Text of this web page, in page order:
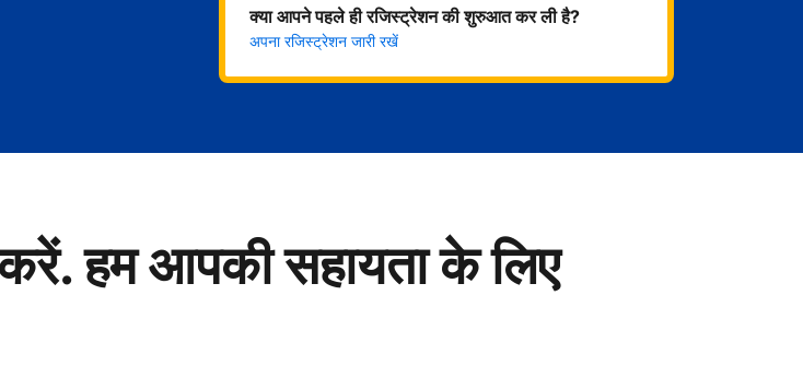
क्या आपने पहले ही रजिस्ट्रेशन की शुरुआत कर ली है?
अपना रजिस्ट्रेशन जारी रखें
हम आपकी सहायता के लिए